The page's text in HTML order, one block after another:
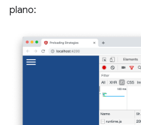
plano: